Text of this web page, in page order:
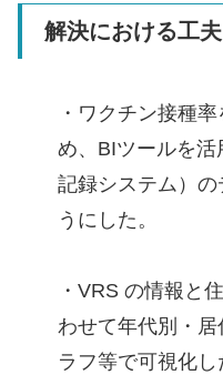
解決における工
・ワクチン接種
め、BIツールを
記録システム）
うにした。
・VRS の情報と
わせて年代別・
ラフ等で可視化し